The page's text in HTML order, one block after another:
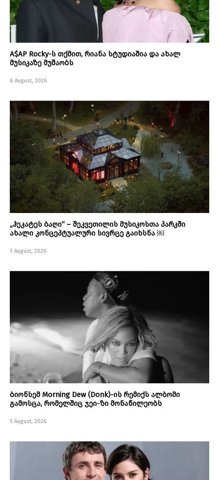
A$AP Rocky-ს თქმით, რიანა სტუდიაშია და ახალ
მუსიკაზე მუშაობს
6 August, 2026
„ჰეკატეს ბაღი“ – შეკვეთილის მუსიკოსთა პარკში
ახალი კონცეპტუალური სივრცე გაიხსნა ￼
5 August, 2026
ბიონსემ Morning Dew (Donk)-ის რემიქს ალბომი
გამოსცა, რომელშიც ჯეი-ზი მონაწილეობს
5 August, 2026